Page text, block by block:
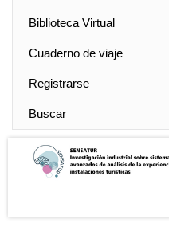
Biblioteca Virtual
Cuaderno de viaje
Registrarse
Buscar